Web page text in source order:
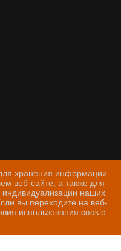
хранения информации
веб-сайте, а также для
индивидуализации наших
вы переходите на веб-
использования cookie-